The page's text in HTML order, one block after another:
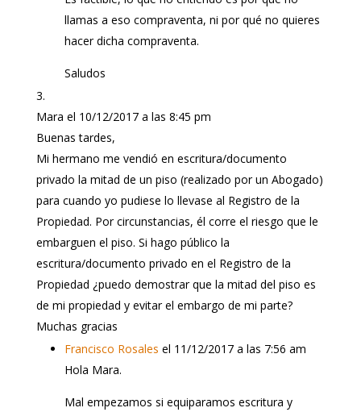
llamas a eso compraventa, ni por qué no quieres
hacer dicha compraventa.
Saludos
Mara el 10/12/2017 a las 8:45 pm
Buenas tardes,
Mi hermano me vendió en escritura/documento
privado la mitad de un piso (realizado por un Abogado)
para cuando yo pudiese lo llevase al Registro de la
Propiedad. Por circunstancias, él corre el riesgo que le
embarguen el piso. Si hago público la
escritura/documento privado en el Registro de la
Propiedad ¿puedo demostrar que la mitad del piso es
de mi propiedad y evitar el embargo de mi parte?
Muchas gracias
Francisco Rosales el 11/12/2017 a las 7:56 am
Hola Mara.
Mal empezamos si equiparamos escritura y